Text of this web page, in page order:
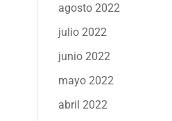
agosto 2022
julio 2022
junio 2022
mayo 2022
abril 2022